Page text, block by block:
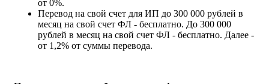
от 0%.
Перевод на свой счет для ИП до 300 000 рублей в
месяц на свой счет ФЛ - бесплатно. До 300 000
рублей в месяц на свой счет ФЛ - бесплатно. Далее -
от 1,2% от суммы перевода.